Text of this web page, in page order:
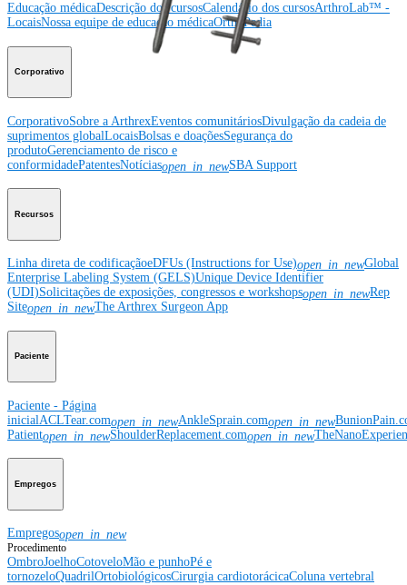
Educação médicaDescrição dos cursosCalendário dos cursosArthroLab™ -
LocaisNossa equipe de educação médicaOrthoPedia
Corporativo
CorporativoSobre a ArthrexEventos comunitáriosDivulgação da cadeia de
suprimentos globalLocaisBolsas e doaçõesSegurança do
produtoGerenciamento de risco e
conformidadePatentesNotíciasopen_in_newSBA Support
Recursos
Linha direta de codificaçãoeDFUs (Instructions for Use)open_in_newGlobal
Enterprise Labeling System (GELS)Unique Device Identifier
(UDI)Solicitações de exposições, congressos e workshopsopen_in_newRep
Siteopen_in_newThe Arthrex Surgeon App
Paciente
Paciente - Página
inicialACLTear.comopen_in_newAnkleSprain.comopen_in_new
Patientopen_in_newShoulderReplacement.comopen_in_new
Empregos
Empregosopen_in_new
Procedimento
OmbroJoelhoCotoveloMão e punhoPé e
tornozeloQuadrilOrtobiológicosCirurgia cardiotorácicaColuna vertebral